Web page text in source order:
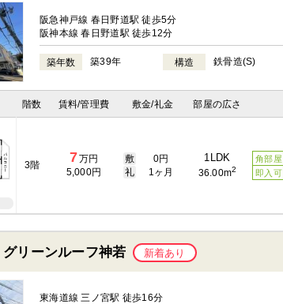
阪急神戸線 春日野道駅 徒歩5分
阪神本線 春日野道駅 徒歩12分
築年数 築39年 構造 鉄骨造(S)
階数 賃料/管理費 敷金/礼金 部屋の広さ
3階 7万円
5,000円
敷
0円
礼
1ヶ月
1LDK
36.00m2
角部屋
即入可
グリーンルーフ神若 新着あり
東海道線 三ノ宮駅 徒歩16分